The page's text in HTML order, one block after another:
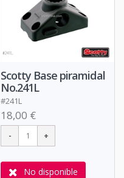
Scotty Base piramidal
No.241L
#241L
18,00 €
No disponible